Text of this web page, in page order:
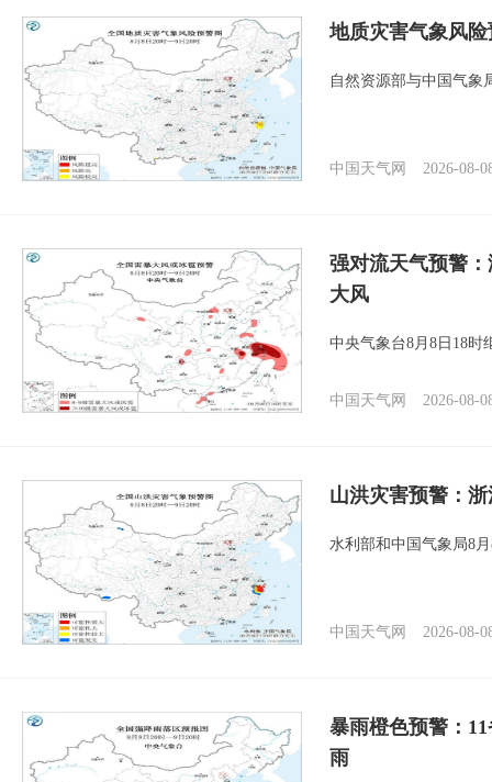
地质灾害气象风
自然资源部与中国气象
中国天气网 2026-08-
强对流天气预警
大风
中央气象台8月8日18时
中国天气网 2026-08-
山洪灾害预警：
水利部和中国气象局8
中国天气网 2026-08-
暴雨橙色预警：
雨